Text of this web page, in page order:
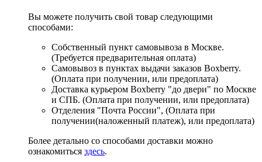
Вы можете получить свой товар следующими
способами:
Собственный пункт самовывоза в Москве.
(Требуется предварительная оплата)
Самовывоз в пунктах выдачи заказов Boxberry.
(Оплата при получении, или предоплата)
Доставка курьером Boxberry "до двери" по Москве
и СПБ. (Оплата при получении, или предоплата)
Отделения "Почта России", (Оплата при
получении(наложенный платеж), или предоплата)
Более детально со способами доставки можно
ознакомиться здесь.